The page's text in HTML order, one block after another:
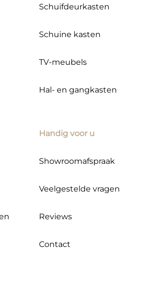
Schuifdeurkasten
Schuine kasten
TV-meubels
Hal- en gangkasten
Handig voor u
Showroomafspraak
Veelgestelde vragen
Reviews
Contact